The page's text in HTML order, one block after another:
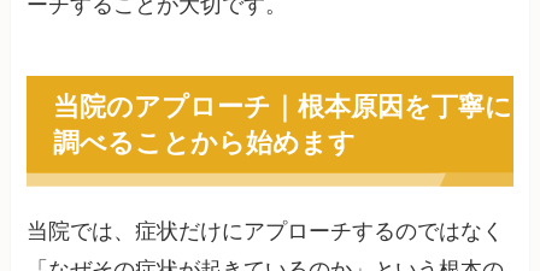
当院のアプローチ｜根本原因を丁寧に
調べることから始めます
当院では、症状だけにアプローチするのではなく